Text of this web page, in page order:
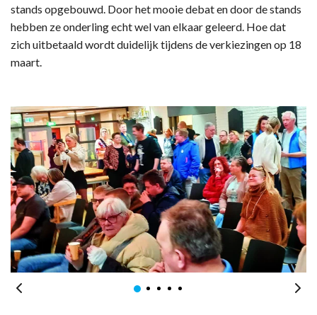
stands opgebouwd. Door het mooie debat en door de stands
hebben ze onderling echt wel van elkaar geleerd. Hoe dat
zich uitbetaald wordt duidelijk tijdens de verkiezingen op 18
maart.